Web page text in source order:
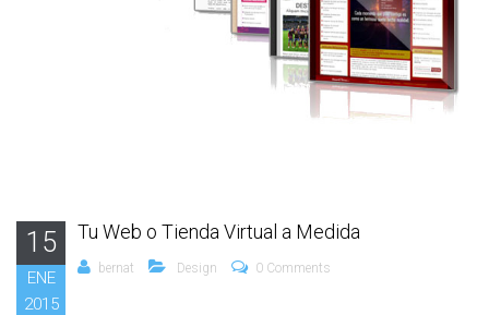
15
ENE
2015
Tu Web o Tienda Virtual a Medida
bernat Design 0 Comments